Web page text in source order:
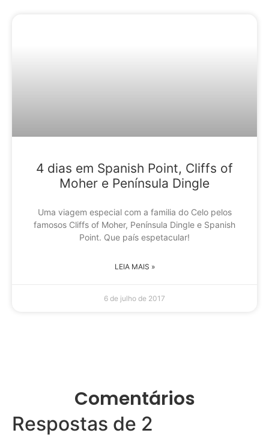
4 dias em Spanish Point, Cliffs of
Moher e Península Dingle
Uma viagem especial com a familia do Celo pelos
famosos Cliffs of Moher, Península Dingle e Spanish
Point. Que país espetacular!
LEIA MAIS »
6 de julho de 2017
Comentários
Respostas de 2